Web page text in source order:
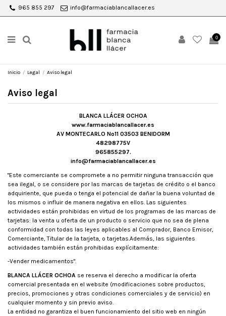
965 855 297 info@farmaciablancallacer.es
0
Inicio Legal Aviso legal
Aviso legal
BLANCA LLÁCER OCHOA
www.farmaciablancallacer.es
AV MONTECARLO Nº11 03503 BENIDORM
48298775V
965855297.
info@farmaciablancallacer.es
"Este comerciante se compromete a no permitir ninguna transacción que
sea ilegal, o se considere por las marcas de tarjetas de crédito o el banco
adquiriente, que pueda o tenga el potencial de dañar la buena voluntad de
los mismos o influir de manera negativa en ellos. Las siguientes
actividades están prohibidas en virtud de los programas de las marcas de
tarjetas: la venta u oferta de un producto o servicio que no sea de plena
conformidad con todas las leyes aplicables al Comprador, Banco Emisor,
Comerciante, Titular de la tarjeta, o tarjetas.Además, las siguientes
actividades también están prohibidas explícitamente:
-Vender medicamentos".
BLANCA LLÁCER OCHOA se reserva el derecho a modificar la oferta
comercial presentada en el website (modificaciones sobre productos,
precios, promociones y otras condiciones comerciales y de servicio) en
cualquier momento y sin previo aviso.
La entidad no garantiza el buen funcionamiento del sitio web en ningún